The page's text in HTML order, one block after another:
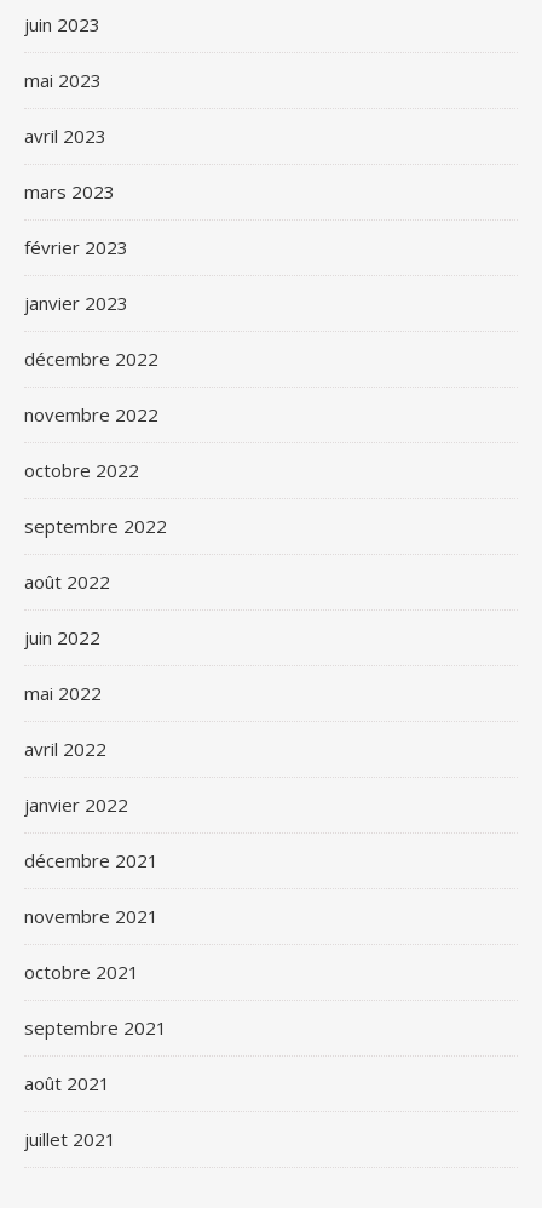
juin 2023
mai 2023
avril 2023
mars 2023
février 2023
janvier 2023
décembre 2022
novembre 2022
octobre 2022
septembre 2022
août 2022
juin 2022
mai 2022
avril 2022
janvier 2022
décembre 2021
novembre 2021
octobre 2021
septembre 2021
août 2021
juillet 2021